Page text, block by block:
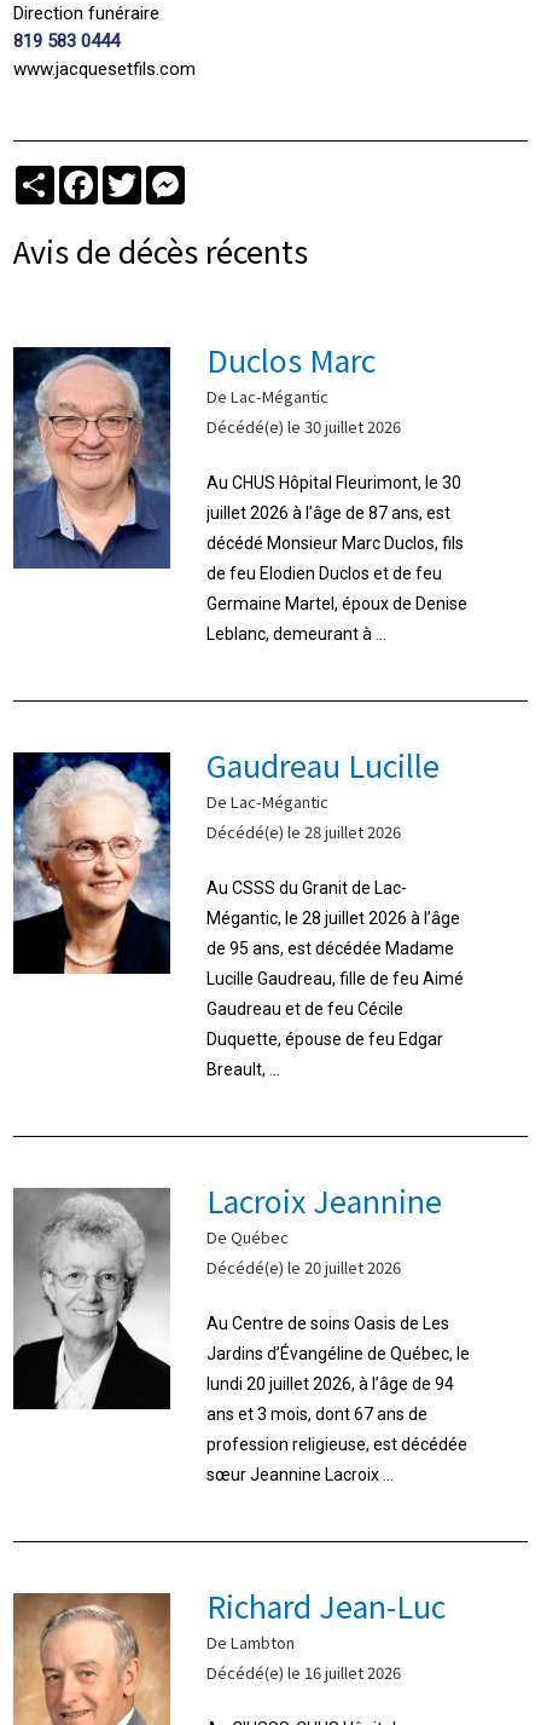
Direction funéraire
819 583 0444
www.jacquesetfils.com
PartagerFacebook
Twitter
Avis de décès récents
Duclos Marc
De Lac-Mégantic
Décédé(e) le 30 juillet 2026
Au CHUS Hôpital Fleurimont, le 30
juillet 2026 à l’âge de 87 ans, est
décédé Monsieur Marc Duclos, fils
de feu Elodien Duclos et de feu
Germaine Martel, époux de Denise
Leblanc, demeurant à ...
Gaudreau Lucille
De Lac-Mégantic
Décédé(e) le 28 juillet 2026
Au CSSS du Granit de Lac-
Mégantic, le 28 juillet 2026 à l’âge
de 95 ans, est décédée Madame
Lucille Gaudreau, fille de feu Aimé
Gaudreau et de feu Cécile
Duquette, épouse de feu Edgar
Breault, ...
Lacroix Jeannine
De Québec
Décédé(e) le 20 juillet 2026
Au Centre de soins Oasis de Les
Jardins d’Évangéline de Québec, le
lundi 20 juillet 2026, à l’âge de 94
ans et 3 mois, dont 67 ans de
profession religieuse, est décédée
sœur Jeannine Lacroix ...
Richard Jean-Luc
De Lambton
Décédé(e) le 16 juillet 2026